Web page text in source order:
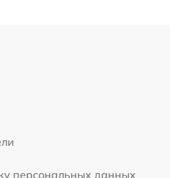
персональных данных